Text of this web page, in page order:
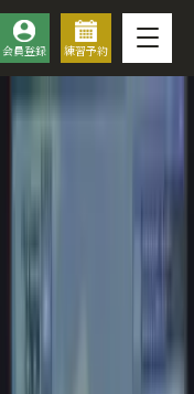
会員登録 練習予約